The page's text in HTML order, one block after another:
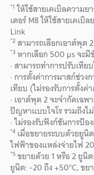
*1ให้ใช้สายเคเบิลความ
เตอร์ M8 ให้ใช้สายเคเบิ
Link
*2สามารถเลือกเอาต์พุต
*3หากเลือก 500 μs จะ
· สามารถทำการปรับเที
· การตั้งค่าการมาสก์ช่วง
เทียบ (ไม่รองรับการตั้งค่
· เอาต์พุต 2 จะจำกัดเฉ
ปัญหาแบบไจโร รวมถึง
· ไม่รองรับฟังก์ชันการป้
*4 เมื่อขยายระบบด้วยยูนิ
ไฟฟ้าของแหล่งจ่ายไฟ
*5ขยายด้วย 1 หรือ 2 ยูนิ
ยูนิต: -20 ถึง +50°C, ขย